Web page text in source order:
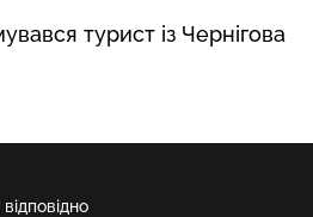
турист із Чернігова